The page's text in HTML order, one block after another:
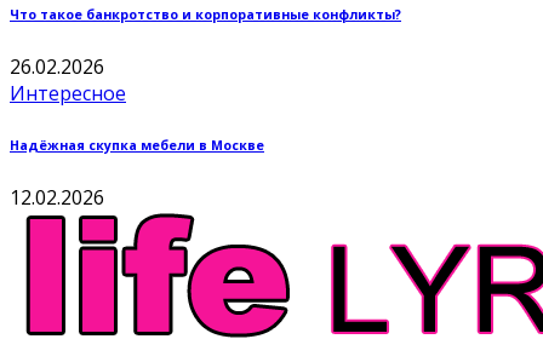
Что такое банкротство и корпоративные конфликты?
26.02.2026
Интересное
Надёжная скупка мебели в Москве
12.02.2026